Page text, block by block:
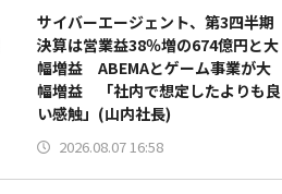
サイバーエージェント、第3四半期
決算は営業益38％増の674億円と大
幅増益 ABEMAとゲーム事業が大
幅増益 「社内で想定したよりも良
い感触」(山内社長)
2026.08.07 16:58